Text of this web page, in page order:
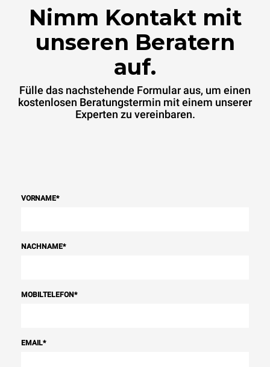
Nimm Kontakt mit
unseren Beratern
auf.
Fülle das nachstehende Formular aus, um einen
kostenlosen Beratungstermin mit einem unserer
Experten zu vereinbaren.
VORNAME*
NACHNAME*
MOBILTELEFON*
EMAIL*